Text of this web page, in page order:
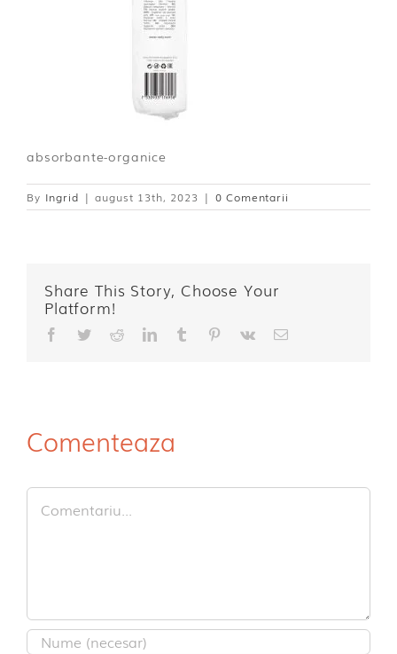
absorbante-organice
By Ingrid | august 13th, 2023 | 0 Comentarii
Share This Story, Choose Your
Platform!
Facebook
TwitterRedditLinkedIn
TumblrPinterest
Vk
E-
Comenteaza
Comment